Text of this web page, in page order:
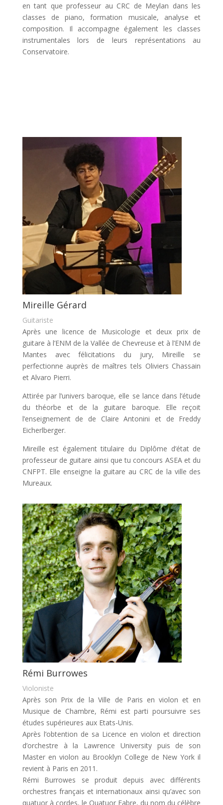
en tant que professeur au CRC de Meylan dans les
classes de piano, formation musicale, analyse et
composition. Il accompagne également les classes
instrumentales lors de leurs représentations au
Conservatoire.
Mireille Gérard
Guitariste
Après une licence de Musicologie et deux prix de
guitare à l’ENM de la Vallée de Chevreuse et à l’ENM de
Mantes avec félicitations du jury, Mireille se
perfectionne auprès de maîtres tels Oliviers Chassain
et Alvaro Pierri.
Attirée par l’univers baroque, elle se lance dans l’étude
du théorbe et de la guitare baroque. Elle reçoit
l’enseignement de de Claire Antonini et de Freddy
Eicherlberger.
Mireille est également titulaire du Diplôme d’état de
professeur de guitare ainsi que tu concours ASEA et du
CNFPT. Elle enseigne la guitare au CRC de la ville des
Mureaux.
Rémi Burrowes
Violoniste
Après son Prix de la Ville de Paris en violon et en
Musique de Chambre, Rémi est parti poursuivre ses
études supérieures aux Etats-Unis.
Après l’obtention de sa Licence en violon et direction
d’orchestre à la Lawrence University puis de son
Master en violon au Brooklyn College de New York il
revient à Paris en 2011.
Rémi Burrowes se produit depuis avec différents
orchestres français et internationaux ainsi qu’avec son
quatuor à cordes, le Quatuor Fabre, du nom du célèbre